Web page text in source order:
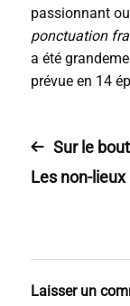
passionnant
ponctuation
a été
prévue en 14
Sur le
Les non-
Laisser un